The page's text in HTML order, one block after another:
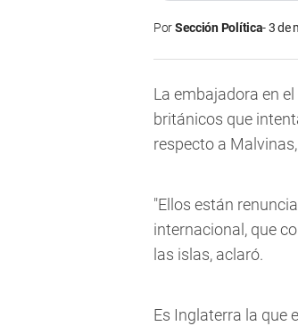
PorSección Política 3 de
La embajadora en
británicos que
respecto a
"Ellos están
internacional, que
las islas, aclaró.
Es Inglaterra la